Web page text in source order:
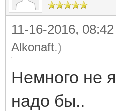
11-16-2016,
Alkonaft.)
Немного не
надо бы..